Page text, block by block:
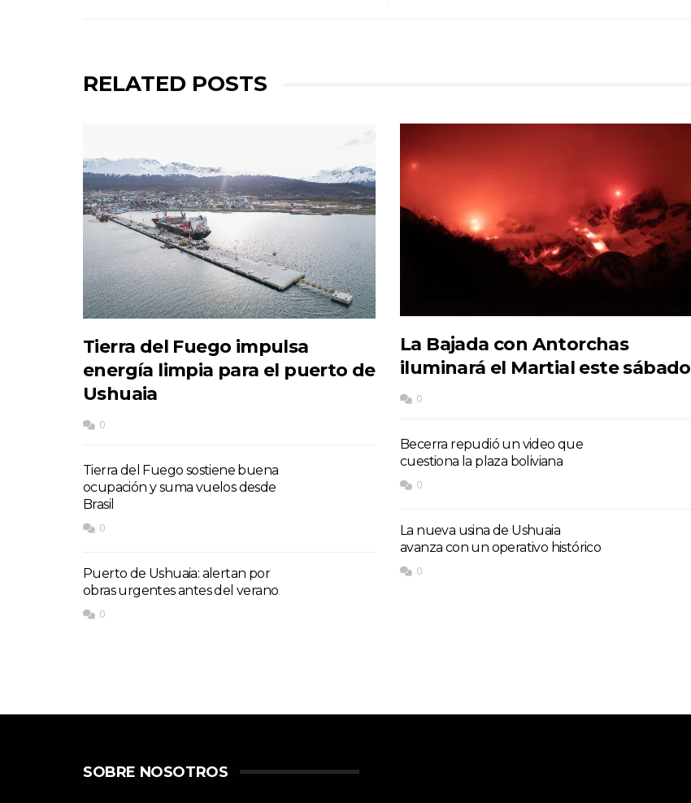
RELATED POSTS
Tierra del Fuego impulsa
energía limpia para el puerto de
Ushuaia
0
Tierra del Fuego sostiene buena
ocupación y suma vuelos desde
Brasil
0
Puerto de Ushuaia: alertan por
obras urgentes antes del verano
0
La Bajada con Antorchas
iluminará el Martial este sábado
0
Becerra repudió un video que
cuestiona la plaza boliviana
0
La nueva usina de Ushuaia
avanza con un operativo histórico
0
SOBRE NOSOTROS